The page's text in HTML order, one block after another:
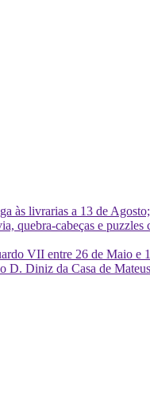
às livrarias a 13 de Agosto;
quebra-cabeças e puzzles
VII entre 26 de Maio e
D. Diniz da Casa de